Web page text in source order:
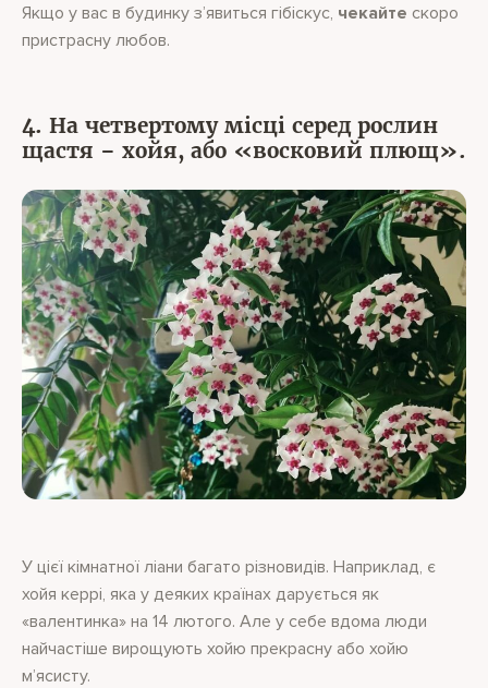
Якщо у вас в будинку з’явиться гібіскус, чекайте скоро
пристрасну любов.
4. На четвертому місці серед рослин
щастя – хойя, або «восковий плющ».
У цієї кімнатної ліани багато різновидів. Наприклад, є
хойя керрі, яка у деяких країнах дарується як
«валентинка» на 14 лютого. Але у себе вдома люди
найчастіше вирощують хойю прекрасну або хойю
м’ясисту.